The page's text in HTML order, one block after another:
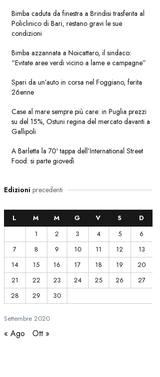
Bimba caduta da finestra a Brindisi trasferita al
Policlinico di Bari, restano gravi le sue
condizioni
Bimba azzannata a Noicattaro, il sindaco:
“Evitate aree verdi vicino a lame e campagne”
Spari da un’auto in corsa nel Foggiano, ferita
26enne
Case al mare sempre più care: in Puglia prezzi
su del 15%, Ostuni regina del mercato davanti a
Gallipoli
A Barletta la 70ª tappa dell’International Street
Food: si parte giovedì
Edizioni precedenti
Settembre2020
L M M G V S
D
1
2 3 4 5
6
7
8 9 10 11 12
13
14
15 16 17 18 19
20
21
22 23 24 25 26
27
28
29 30
« Ago Ott »